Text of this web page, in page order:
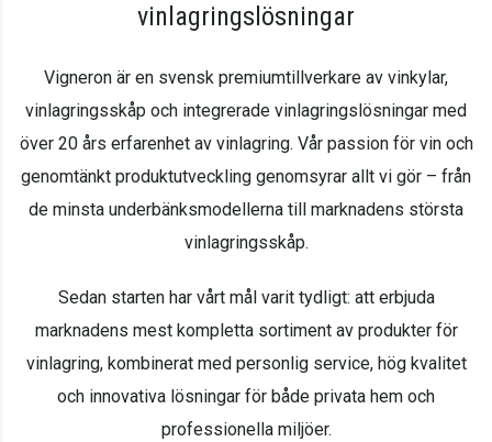
vinlagringslösningar
Vigneron är en svensk premiumtillverkare av vinkylar,
vinlagringsskåp och integrerade vinlagringslösningar med
över 20 års erfarenhet av vinlagring. Vår passion för vin och
genomtänkt produktutveckling genomsyrar allt vi gör – från
de minsta underbänksmodellerna till marknadens största
vinlagringsskåp.
Sedan starten har vårt mål varit tydligt: att erbjuda
marknadens mest kompletta sortiment av produkter för
vinlagring, kombinerat med personlig service, hög kvalitet
och innovativa lösningar för både privata hem och
professionella miljöer.